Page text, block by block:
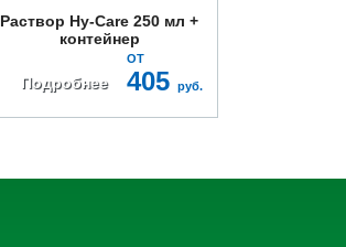
Раствор Hy-Care 250 мл +
контейнер
Подробнее
ОТ
405 руб.